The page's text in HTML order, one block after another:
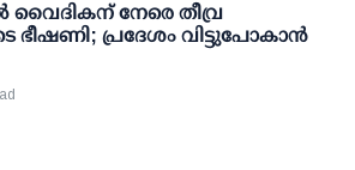
വൈദികന് നേരെ തീവ്ര
ഭീഷണി; പ്രദേശം വിട്ടുപോകാൻ